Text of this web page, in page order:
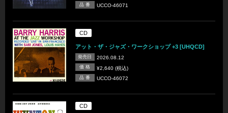
品 番 UCCO-46071
CD
アット・ザ・ジャズ・ワークショップ +3 [UHQCD]
発売日 2026.08.12
価 格 ¥2,640 (税込)
品 番 UCCO-46072
CD